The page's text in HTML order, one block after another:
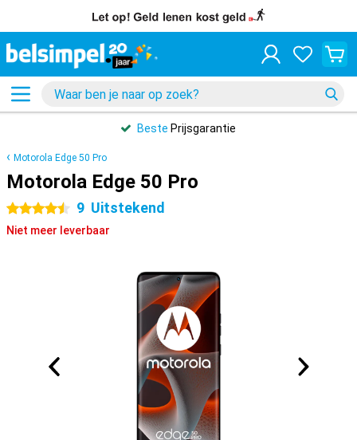
Beste Prijsgarantie
Motorola Edge 50 Pro
Motorola Edge 50 Pro
4.5 sterren 9 Uitstekend
Niet meer leverbaar